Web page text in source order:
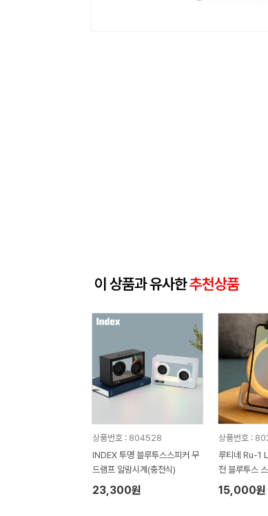
이 상품과 유사한추천상품
상품번호 : 804528
INDEX 투명 블루투스스피커 무
드램프 알람시계(충전식)
23,300원
상품번호 :
루티네 Ru-1
전 블루투스
15,000원